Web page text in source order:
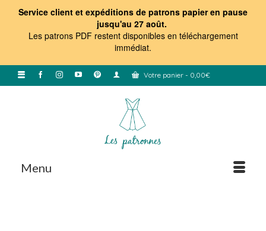
Service client et expéditions de patrons papier en pause
jusqu'au 27 août.
Les patrons PDF restent disponibles en téléchargement
immédiat.
Votre panier - 0,00€
Menu